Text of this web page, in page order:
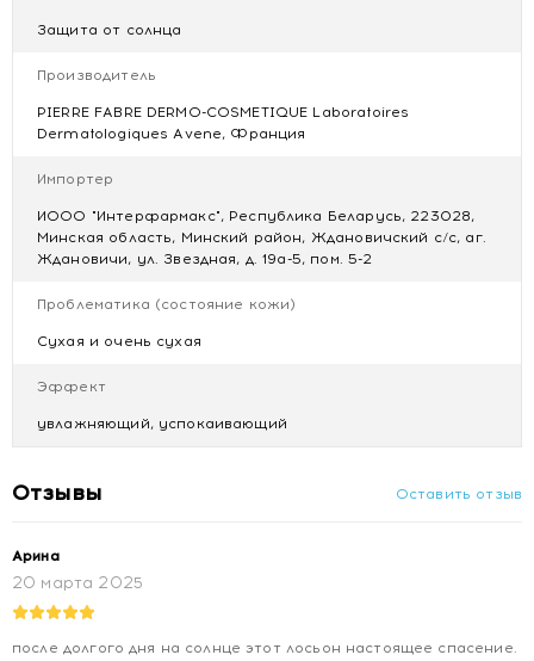
- обогащен термальной водой Avene, антиоксидантами и
Рекомендации по применению:наносить на чистую
сухую кожу лица и тела после пребывания на солнце.
разотрите средство в ладонях.
Противопоказания:
Тип кожи: для любого типа кожи, в т.ч. чувствительной
Возрастная категория:
Состав: AVENE THERMAL SPRING WATER (AVENE AQUA).
PHOSPHATE. 1,2-HEXANEDIOL. ARACHIDYL GLUCOSIDE.
C20-22 ALCOHOLS. CAPRYLYL GLYCOL. FRAGRANCE
(PARFUM). GLYCYRRHETINIC ACID. POLYACRYLATE-13.
POLYISOBUTENE. POLYSORBATE 20. SIMMONDSIA
Защита от солнца
Производитель
PIERRE FABRE DERMO-COSMETIQUE Laboratoires
Dermatologiques Avene, Франция
Импортер
ИООО "Интерфармакс", Республика Беларусь, 223028,
Минская область, Минский район, Ждановичский с/с, аг.
Ждановичи, ул. Звездная, д. 19а-5, пом. 5-2
Проблематика (состояние кожи)
Сухая и очень сухая
Эффект
увлажняющий, успокаивающий
Отзывы Оставить отзыв
Арина
20 марта 2025
после долгого дня на солнце этот лосьон настоящее спасение.